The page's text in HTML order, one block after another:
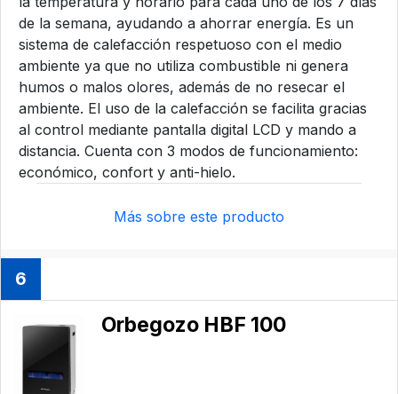
de la semana, ayudando a ahorrar energía. Es un
sistema de calefacción respetuoso con el medio
ambiente ya que no utiliza combustible ni genera
humos o malos olores, además de no resecar el
ambiente. El uso de la calefacción se facilita gracias
al control mediante pantalla digital LCD y mando a
distancia. Cuenta con 3 modos de funcionamiento:
económico, confort y anti-hielo.
Más sobre este producto
6
Orbegozo ‎HBF 100